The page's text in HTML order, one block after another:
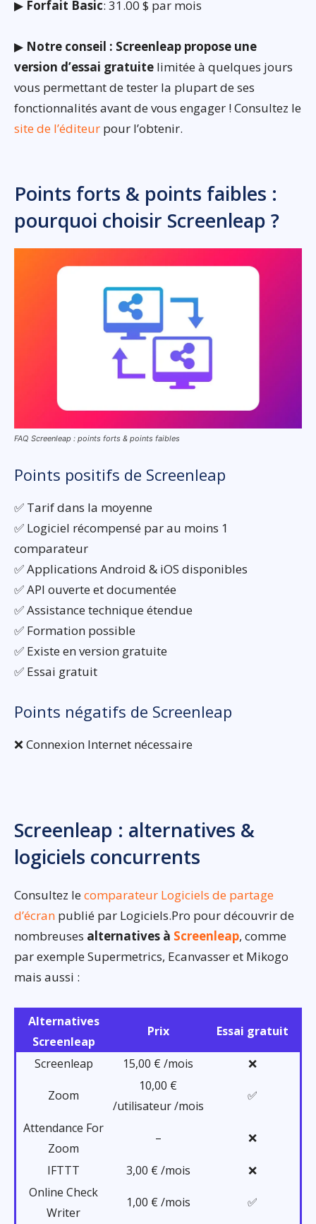
▶ Forfait Basic: 31.00 $ par mois
▶ Notre conseil : Screenleap propose une
version d’essai gratuite limitée à quelques jours
vous permettant de tester la plupart de ses
fonctionnalités avant de vous engager ! Consultez le
site de l’éditeur pour l’obtenir.
Points forts & points faibles :
pourquoi choisir Screenleap ?
FAQ Screenleap : points forts & points faibles
Points positifs de Screenleap
✅ Tarif dans la moyenne
✅ Logiciel récompensé par au moins 1
comparateur
✅ Applications Android & iOS disponibles
✅ API ouverte et documentée
✅ Assistance technique étendue
✅ Formation possible
✅ Existe en version gratuite
✅ Essai gratuit
Points négatifs de Screenleap
❌ Connexion Internet nécessaire
Screenleap : alternatives &
logiciels concurrents
Consultez lecomparateur Logiciels de partage
d’écran publié par Logiciels.Pro pour découvrir de
nombreuses alternatives à Screenleap, comme
par exemple Supermetrics, Ecanvasser et Mikogo
mais aussi :
Alternatives
Screenleap
Prix Essai gratuit
Screenleap 15,00 € /mois ❌
Zoom
10,00 €
/utilisateur /mois
✅
Attendance For
Zoom
– ❌
IFTTT 3,00 € /mois
❌
Online Check
Writer
1,00 € /mois ✅